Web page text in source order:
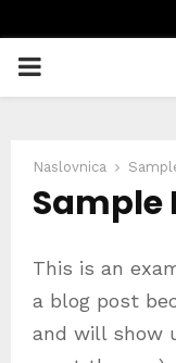
PRIMARY
Naslovnica
Sample
This is an
a blog post
and will show